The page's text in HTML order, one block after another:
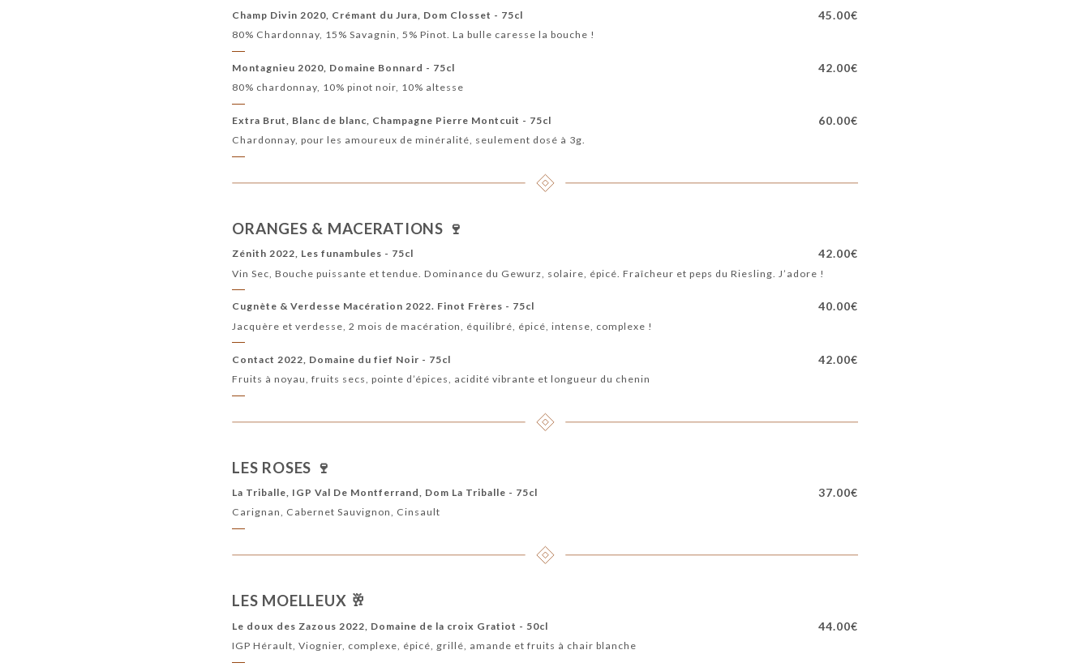
Champ Divin 2020, Crémant du Jura, Dom Closset - 75cl 45.00€
80% Chardonnay, 15% Savagnin, 5% Pinot. La bulle caresse la bouche !
Montagnieu 2020, Domaine Bonnard - 75cl 42.00€
80% chardonnay, 10% pinot noir, 10% altesse
Extra Brut, Blanc de blanc, Champagne Pierre Montcuit - 75cl 60.00€
Chardonnay, pour les amoureux de minéralité, seulement dosé à 3g.
ORANGES & MACERATIONS 🍷
Zénith 2022, Les funambules - 75cl 42.00€
Vin Sec, Bouche puissante et tendue. Dominance du Gewurz, solaire, épicé. Fraîcheur et peps du Riesling. J’adore !
Cugnète & Verdesse Macération 2022. Finot Frères - 75cl 40.00€
Jacquère et verdesse, 2 mois de macération, équilibré, épicé, intense, complexe !
Contact 2022, Domaine du fief Noir - 75cl 42.00€
Fruits à noyau, fruits secs, pointe d’épices, acidité vibrante et longueur du chenin
LES ROSES 🍷
La Triballe, IGP Val De Montferrand, Dom La Triballe - 75cl 37.00€
Carignan, Cabernet Sauvignon, Cinsault
LES MOELLEUX 🥂
Le doux des Zazous 2022, Domaine de la croix Gratiot - 50cl 44.00€
IGP Hérault, Viognier, complexe, épicé, grillé, amande et fruits à chair blanche